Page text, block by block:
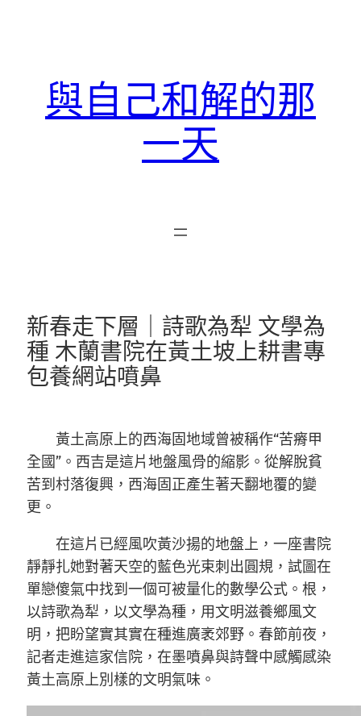
與自己和解的那
一天
新春走下層｜詩歌為犁 文學為
種 木蘭書院在黃土坡上耕書專
包養網站噴鼻
黃土高原上的西海固地域曾被稱作“苦瘠甲
全國”。西吉是這片地盤風骨的縮影。從解脫貧
苦到村落復興，西海固正產生著天翻地覆的變
更。
在這片已經風吹黃沙揚的地盤上，一座書院
靜靜扎她對著天空的藍色光束刺出圓規，試圖在
單戀傻氣中找到一個可被量化的數學公式。根，
以詩歌為犁，以文學為種，用文明滋養鄉風文
明，把盼望實其實在種進廣袤郊野。春節前夜，
記者走進這家信院，在墨噴鼻與詩聲中感觸感染
黃土高原上別樣的文明氣味。